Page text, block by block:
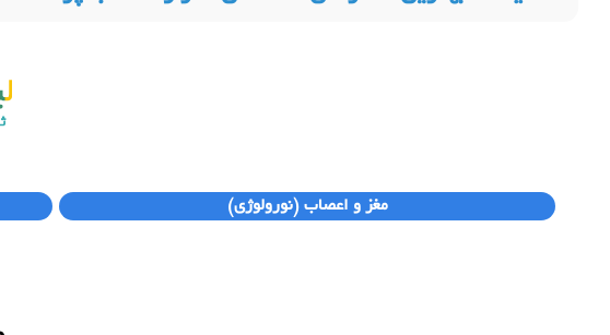
مغز و اعصاب (نورولوژی)